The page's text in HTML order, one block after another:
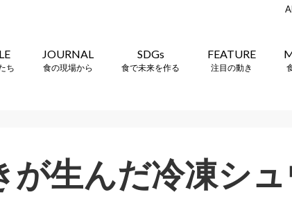
ち
JOURNAL
食の現場から
SDGs
食で未来を作る
FEATURE
注目の動き
が生んだ冷凍シ